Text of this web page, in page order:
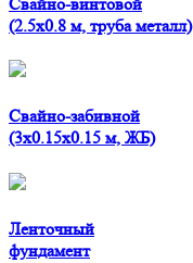
(2.5x0.8 м, труба металл)
Свайно-забивной
(3x0.15x0.15 м, ЖБ)
Ленточный
фундамент